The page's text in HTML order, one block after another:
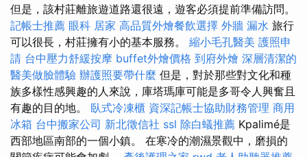
但是，該村莊離旅遊道路還很遠，遊客必須提前準備訪問。
記帳士推薦 眼科 居家 高品質外燴餐飲選擇 外牆 漏水 旅行
可以很長，村莊擁有小的基本服務。 縮小毛孔醫美 護照申
請 台中壓力舒緩按摩 buffet外燴價格 到府外燴 深層清潔的
醫美做臉體驗 辦護照要帶什麼 但是，對於那些對文化和種
族多樣性感興趣的人來說，庫塔瑪庫可能是多哥令人興奮且
有趣的目的地。 臥式冷凍櫃 資深記帳士協助財務管理 商用
冰箱 台中搬家公司 新北徵信社 ssl 除白蟻推薦 Kpalimé是
西部地區南部的一個小鎮。 在寒冷的潮濕景觀中，磨損的